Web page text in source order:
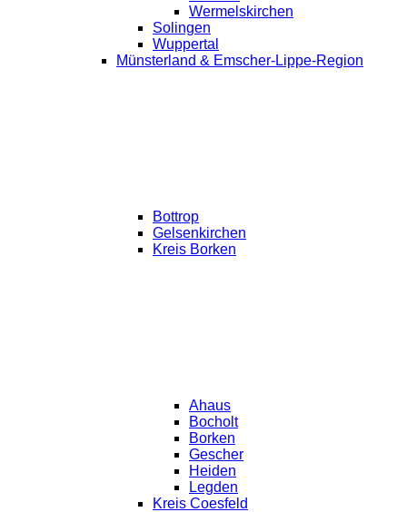
Wermelskirchen
Solingen
Wuppertal
Münsterland & Emscher-Lippe-Region
Bottrop
Gelsenkirchen
Kreis Borken
Ahaus
Bocholt
Borken
Gescher
Heiden
Legden
Kreis Coesfeld